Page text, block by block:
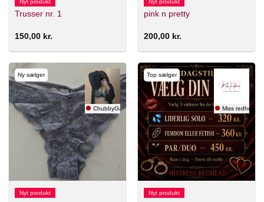
Trusser nr. 1
150,00 kr.
pink n pretty
200,00 kr.
Ny sælger
ChubbyGamer
Nyt produkt
Top sælger
Miss redhead
Nyt produkt